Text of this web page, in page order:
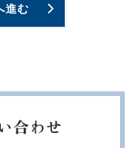
進む
合わせ